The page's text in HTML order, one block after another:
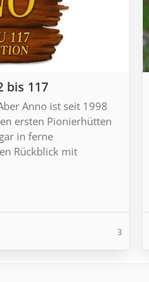
bis 117
Anno ist seit 1998
ersten Pionierhütten
in ferne
Rückblick mit
3